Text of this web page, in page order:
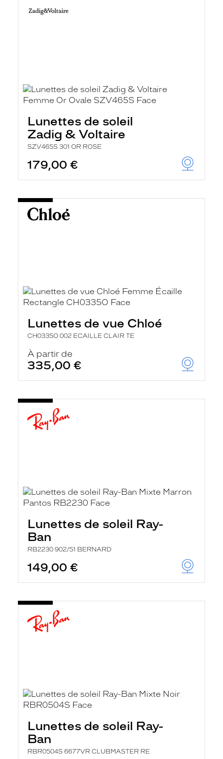
Lunettes de soleil
Zadig & Voltaire
SZV465S 301 OR ROSE
179,00 €
Lunettes de vue Chloé
CH0335O 002 ECAILLE CLAIR TE
À partir de
335,00 €
Lunettes de soleil Ray-
Ban
RB2230 902/51 BERNARD
149,00 €
Lunettes de soleil Ray-
Ban
RBR0504S 6677VR CLUBMASTER RE